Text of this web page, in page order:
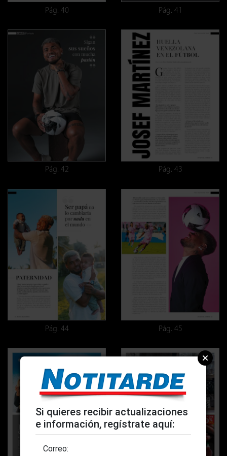
Pág. 40 Pág. 41
Pág. 42 Pág. 43
Pág. 44 Pág. 45
Si quieres recibir actualizaciones
e información, regístrate aquí:
Correo: